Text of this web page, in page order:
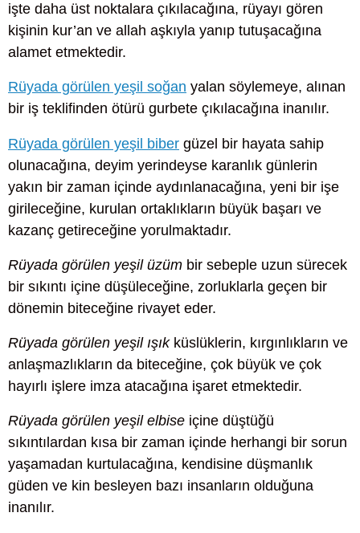
işte daha üst noktalara çıkılacağına, rüyayı gören
kişinin kur’an ve allah aşkıyla yanıp tutuşacağına
alamet etmektedir.
Rüyada görülen yeşil soğan yalan söylemeye, alınan
bir iş teklifinden ötürü gurbete çıkılacağına inanılır.
Rüyada görülen yeşil biber güzel bir hayata sahip
olunacağına, deyim yerindeyse karanlık günlerin
yakın bir zaman içinde aydınlanacağına, yeni bir işe
girileceğine, kurulan ortaklıkların büyük başarı ve
kazanç getireceğine yorulmaktadır.
Rüyada görülen yeşil üzüm bir sebeple uzun sürecek
bir sıkıntı içine düşüleceğine, zorluklarla geçen bir
dönemin biteceğine rivayet eder.
Rüyada görülen yeşil ışıkküslüklerin, kırgınlıkların ve
anlaşmazlıkların da biteceğine, çok büyük ve çok
hayırlı işlere imza atacağına işaret etmektedir.
Rüyada görülen yeşil elbise içine düştüğü
sıkıntılardan kısa bir zaman içinde herhangi bir sorun
yaşamadan kurtulacağına, kendisine düşmanlık
güden ve kin besleyen bazı insanların olduğuna
inanılır.